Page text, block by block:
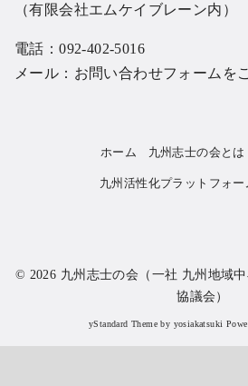
（有限会社エムケイブレーン内）
電話：092-402-5016
メール： お問い合わせフォーム を
ホーム 九州志士の会とは
九州活性化プラットフォー
© 2026 九州志士の会（一社 九州地域
協議会）
yStandard Theme by yosiakatsuki